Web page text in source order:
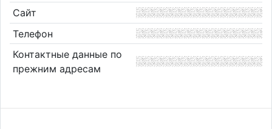
Сайт
Телефон
Контактные данные по
прежним адресам